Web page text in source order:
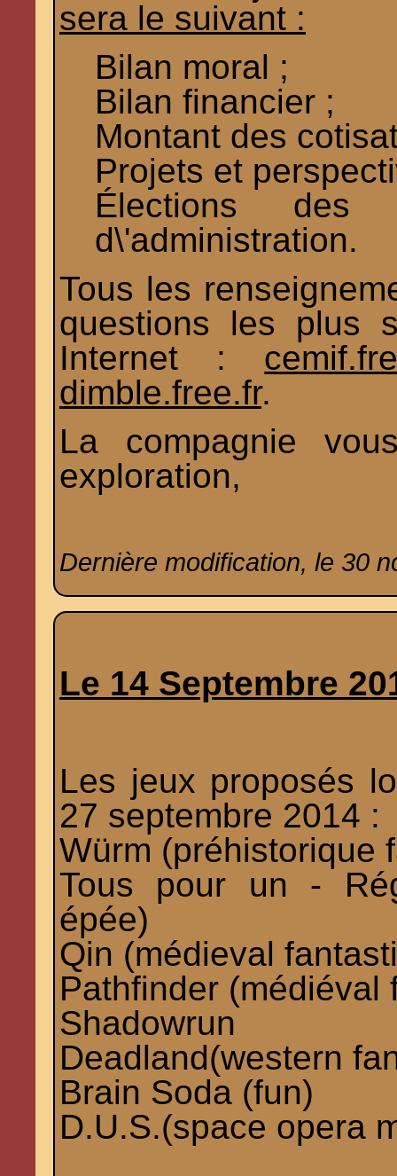
sera le suivant :
Bilan moral ;
Bilan financier ;
Montant des
Projets et
Élections des
d\'administration.
Tous les
questions les plus
Internet :
dimble.free.fr.
La compagnie
exploration,
Dernière modification, le 30
Le 14 Septembre
Les jeux proposés
27 septembre 2014 :
Würm (préhistorique
Tous pour un -
épée)
Qin (médieval
Pathfinder (médiéval
Shadowrun
Deadland(western
Brain Soda (fun)
D.U.S.(space opera